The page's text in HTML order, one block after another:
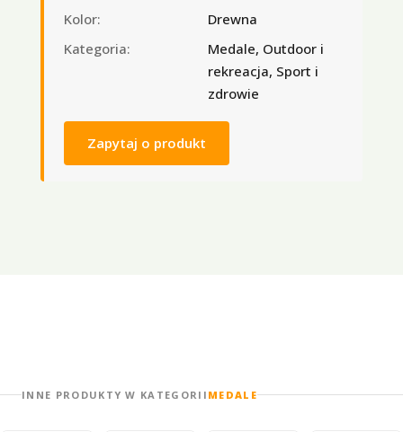
Kolor:
Drewna
Kategoria:
Medale, Outdoor i
rekreacja, Sport i
zdrowie
Zapytaj o produkt
INNE PRODUKTY W KATEGORII MEDALE